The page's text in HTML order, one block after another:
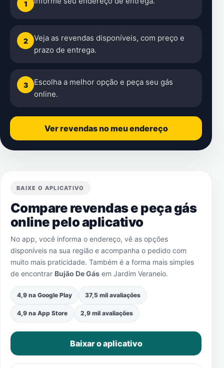
1
2
Veja as revendas disponíveis, com preço e
prazo de entrega.
3
Escolha a melhor opção e peça seu gás
online.
Ver revendas no meu endereço
BAIXE O APLICATIVO
Compare revendas e peça gás
online pelo aplicativo
No app, você informa o endereço, vê as opções
disponíveis na sua região e acompanha o pedido com
muito mais praticidade. Também é a forma mais simples
de encontrar Bujão De Gás em Jardim Veraneio.
4,9 na Google Play 37,5 mil avaliações
4,9 na App Store 2,9 mil avaliações
Baixar o aplicativo